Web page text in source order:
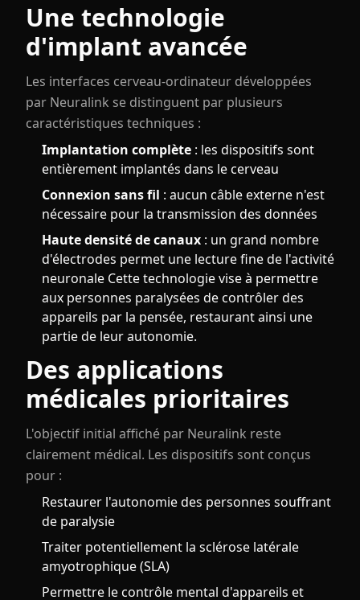
Une technologie
d'implant avancée
Les interfaces cerveau-ordinateur développées
par Neuralink se distinguent par plusieurs
caractéristiques techniques :
Implantation complète : les dispositifs sont
entièrement implantés dans le cerveau
Connexion sans fil : aucun câble externe n'est
nécessaire pour la transmission des données
Haute densité de canaux : un grand nombre
d'électrodes permet une lecture fine de l'activité
neuronale Cette technologie vise à permettre
aux personnes paralysées de contrôler des
appareils par la pensée, restaurant ainsi une
partie de leur autonomie.
Des applications
médicales prioritaires
L'objectif initial affiché par Neuralink reste
clairement médical. Les dispositifs sont conçus
pour :
Restaurer l'autonomie des personnes souffrant
de paralysie
Traiter potentiellement la sclérose latérale
amyotrophique (SLA)
Permettre le contrôle mental d'appareils et